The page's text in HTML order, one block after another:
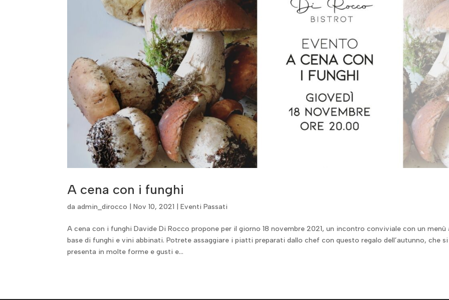
A cena con i funghi
daadmin_dirocco |Nov 10, 2021 |Eventi Passati
A cena con i funghi Davide Di Rocco propone per il giorno 18 novembre 2021, un incontro conviviale con un menù
base di funghi e vini abbinati. Potrete assaggiare i piatti preparati dallo chef con questo regalo dell’autunno, che si
presenta in molte forme e gusti e...